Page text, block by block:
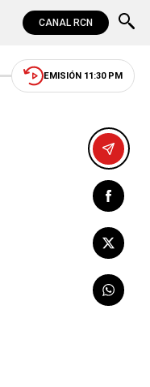
CANAL RCN
EMISIÓN 11:30 PM